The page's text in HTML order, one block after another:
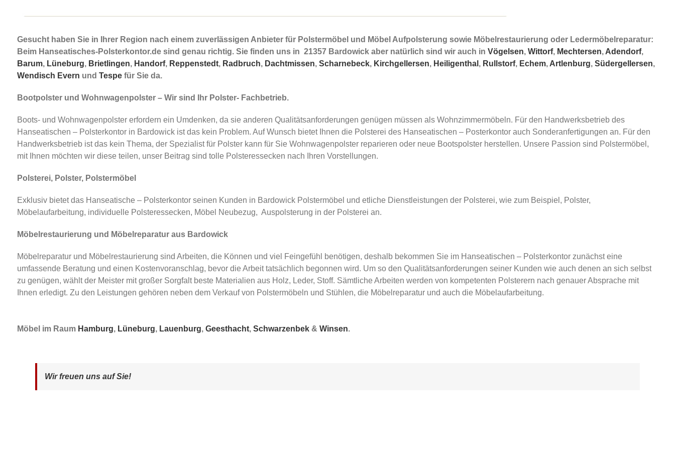
Gesucht haben Sie in Ihrer Region nach einem zuverlässigen Anbieter für Polstermöbel und Möbel Aufpolsterung sowie Möbelrestaurierung oder Ledermöbelreparatur:
Beim Hanseatisches-Polsterkontor.de sind genau richtig. Sie finden uns in 21357 Bardowick aber natürlich sind wir auch in Vögelsen, Wittorf, Mechtersen, Adendorf,
Barum, Lüneburg, Brietlingen, Handorf, Reppenstedt, Radbruch, Dachtmissen, Scharnebeck, Kirchgellersen, Heiligenthal , Rullstorf, Echem, Artlenburg, Südergellersen,
Wendisch Evern und Tespe für Sie da.
Bootpolster und Wohnwagenpolster – Wir sind Ihr Polster- Fachbetrieb.
Boots- und Wohnwagenpolster erfordern ein Umdenken, da sie anderen Qualitätsanforderungen genügen müssen als Wohnzimmermöbeln. Für den Handwerksbetrieb des
Hanseatischen – Polsterkontor in Bardowick ist das kein Problem. Auf Wunsch bietet Ihnen die Polsterei des Hanseatischen – Posterkontor auch Sonderanfertigungen an. Für den
Handwerksbetrieb ist das kein Thema, der Spezialist für Polster kann für Sie Wohnwagenpolster reparieren oder neue Bootspolster herstellen. Unsere Passion sind Polstermöbel,
mit Ihnen möchten wir diese teilen, unser Beitrag sind tolle Polsteressecken nach Ihren Vorstellungen.
Polsterei, Polster, Polstermöbel
Exklusiv bietet das Hanseatische – Polsterkontor seinen Kunden in Bardowick Polstermöbel und etliche Dienstleistungen der Polsterei, wie zum Beispiel, Polster,
Möbelaufarbeitung, individuelle Polsteressecken, Möbel Neubezug, Auspolsterung in der Polsterei an.
Möbelrestaurierung und Möbelreparatur aus Bardowick
Möbelreparatur und Möbelrestaurierung sind Arbeiten, die Können und viel Feingefühl benötigen, deshalb bekommen Sie im Hanseatischen – Polsterkontor zunächst eine
umfassende Beratung und einen Kostenvoranschlag, bevor die Arbeit tatsächlich begonnen wird. Um so den Qualitätsanforderungen seiner Kunden wie auch denen an sich selbst
zu genügen, wählt der Meister mit großer Sorgfalt beste Materialien aus Holz, Leder, Stoff. Sämtliche Arbeiten werden von kompetenten Polsterern nach genauer Absprache mit
Ihnen erledigt. Zu den Leistungen gehören neben dem Verkauf von Polstermöbeln und Stühlen, die Möbelreparatur und auch die Möbelaufarbeitung.
Möbel im Raum Hamburg, Lüneburg, Lauenburg, Geesthacht, Schwarzenbek & Winsen.
Wir freuen uns auf Sie!